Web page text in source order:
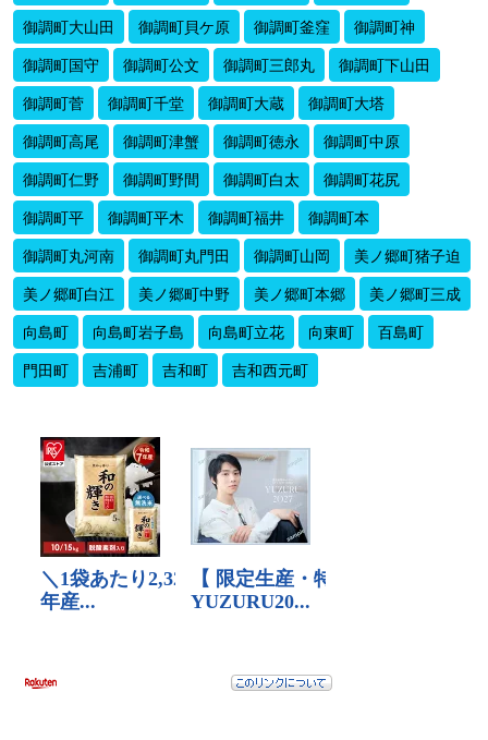
御調町大山田
御調町貝ケ原 御調町釜窪
御調町神
御調町国守
御調町公文 御調町三郎丸
御調町下山田
御調町菅
御調町千堂 御調町大蔵
御調町大塔
御調町高尾
御調町津蟹 御調町徳永
御調町中原
御調町仁野
御調町野間 御調町白太
御調町花尻
御調町平
御調町平木 御調町福井
御調町本
御調町丸河南
御調町丸門田 御調町山岡
美ノ郷町猪子迫
美ノ郷町白江
美ノ郷町中野 美ノ郷町本郷
美ノ郷町三成
向島町
向島町岩子島 向島町立花 向東町
百島町
門田町
吉浦町 吉和町 吉和西元町